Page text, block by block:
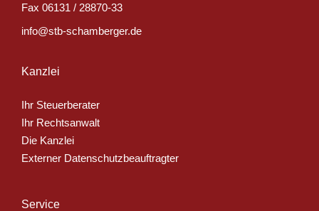
Kanzlei
Ihr Steuerberater
Ihr Rechtsanwalt
Die Kanzlei
Externer Datenschutzbeauftragter
Fax 06131 / 28870-33
info@stb-schamberger.de
Service